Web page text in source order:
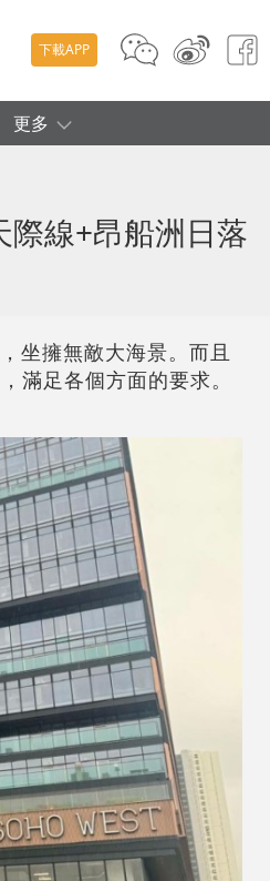
下載APP
更多
線+昂船洲日落
坐擁無敵大海景。而且
滿足各個方面的要求。